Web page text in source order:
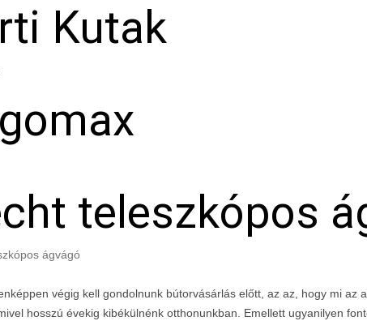
Kutak
teleszkópos
ágvágó
végig kell gondolnunk bútorvásárlás előtt, az az, hogy mi az
hosszú évekig kibékülnénk otthonunkban. Emellett ugyanilyen